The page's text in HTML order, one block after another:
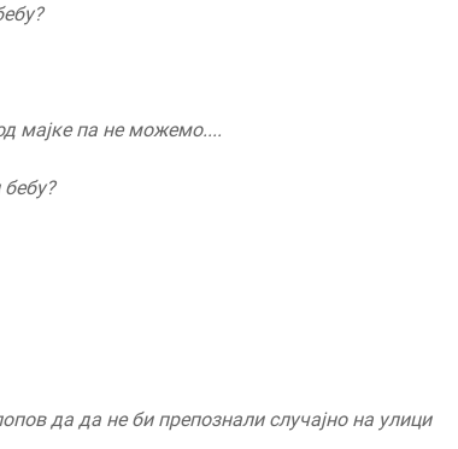
мајке па не можемо....
?
да да не би препознали случајно на улици